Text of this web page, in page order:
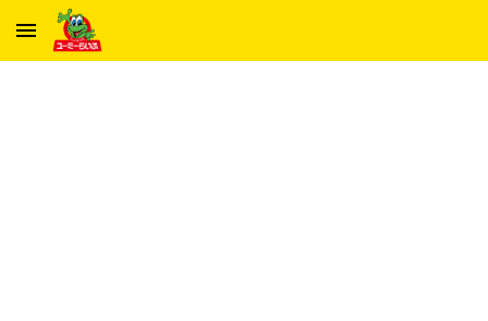
Skip to main content